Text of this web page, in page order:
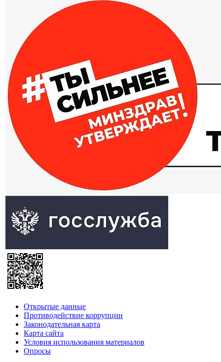
Открытые данные
Противодействие коррупции
Законодательная карта
Карта сайта
Условия использования материалов
Опросы